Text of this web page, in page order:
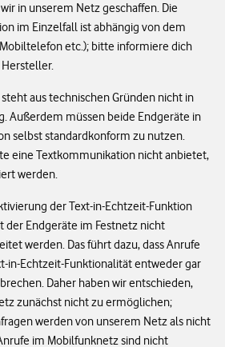
in unserem Netz geschaffen. Die
im Einzelfall ist abhängig von dem
etc.); bitte informiere dich
aus technischen Gründen nicht in
Außerdem müssen beide Endgeräte in
selbst standardkonform zu nutzen.
eine Textkommunikation nicht anbietet,
werden.
der Text-in-Echtzeit-Funktion
der Endgeräte im Festnetz nicht
werden. Das führt dazu, dass Anrufe
in-Echtzeit-Funktionalität entweder gar
Daher haben wir entschieden,
zunächst nicht zu ermöglichen;
werden von unserem Netz als nicht
im Mobilfunknetz sind nicht